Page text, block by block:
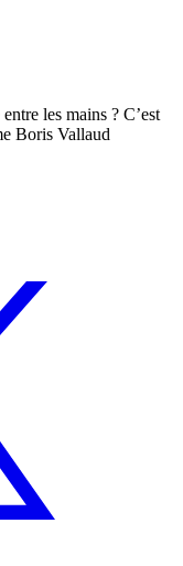
les mains ? C’est
Boris Vallaud